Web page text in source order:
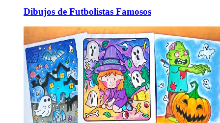
Dibujos de Futbolistas Famosos